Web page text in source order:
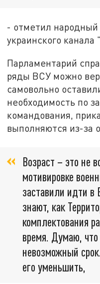
- отметил народный
украинского
Парламентарий
ряды ВСУ можно
самовольно
необходимость по
командования,
выполняются из-за
Возраст – это не
мотивировке
заставили идти в
знают, как
комплектования
время. Думаю, что
невозможный
его уменьшить,